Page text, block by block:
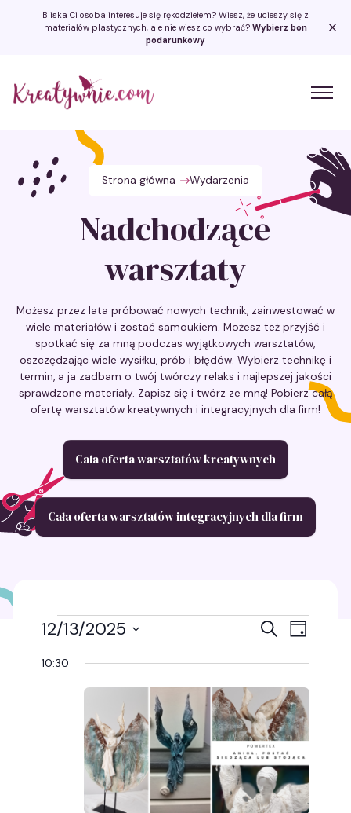
Bliska Ci osoba interesuje się rękodziełem? Wiesz, że ucieszy się z
materiałów plastycznych, ale nie wiesz co wybrać? Wybierz bon
podarunkowy
Kreatywnie.com
Strona główna Wydarzenia
Nadchodzące
warsztaty
Możesz przez lata próbować nowych technik, zainwestować w
wiele materiałów i zostać samoukiem. Możesz też przyjść i
spotkać się za mną podczas wyjątkowych warsztatów,
oszczędzając wiele wysiłku, prób i błędów. Wybierz technikę i
termin, a ja zadbam o twój twórczy relaks i najlepszej jakości
sprawdzone materiały. Zapisz się i twórz ze mną! Pobierz całą
ofertę warsztatów kreatywnych i integracyjnych dla firm!
Cała oferta warsztatów kreatywnych
Cała oferta warsztatów integracyjnych dla firm
Wydarzenia
for
13/12/2025
po
i
SzukajDzień
12/13/2025
datę.
10:30